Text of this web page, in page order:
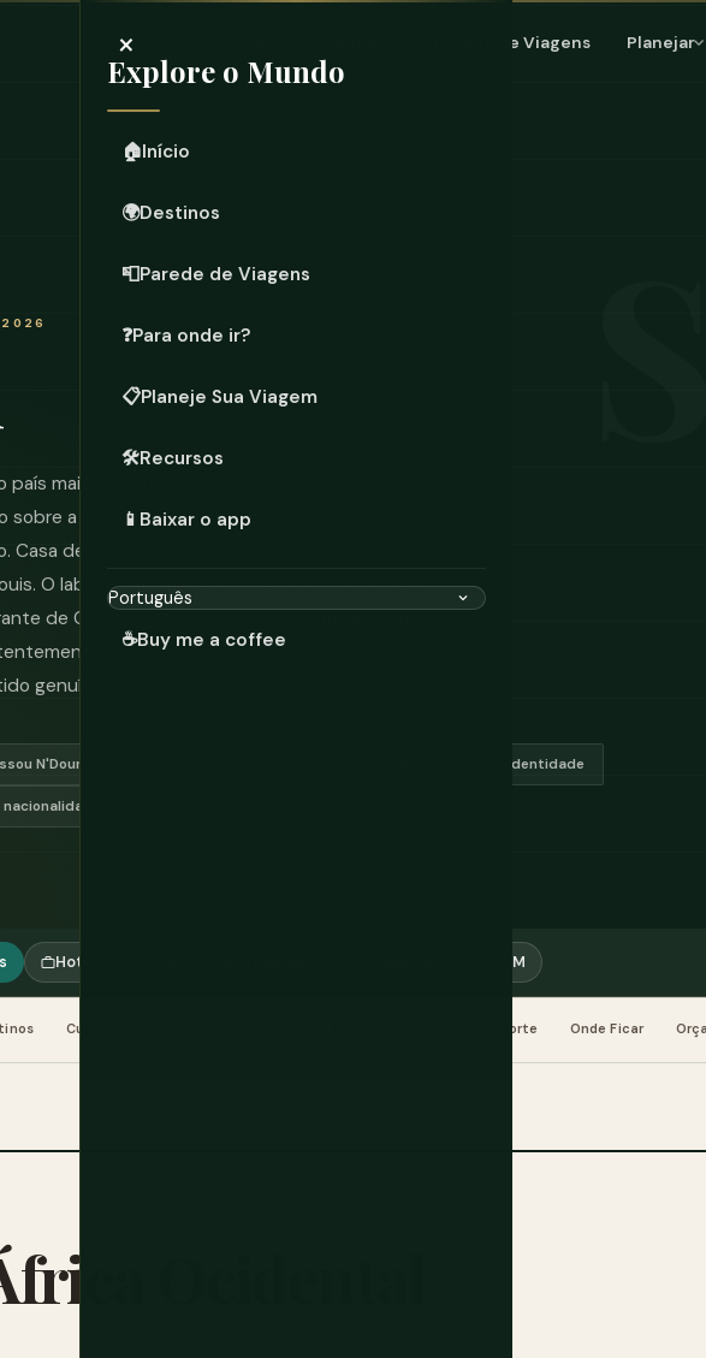
Parede de Viagens Planejar
×
Explore o Mundo
🏠Início
🌍Destinos
📮Parede de Viagens
❓Para onde ir?
📋Planeje Sua Viagem
🛠️Recursos
📱 Baixar o app
☕Buy me a coffee
2026
mais ocidental do continente, ancorado pela
sobre a ideia deteranga: hospitalidade como um
de escravos da Ilha de Gorée. Jazz e
O labirinto de mangue e água do Delta do Sine-
de Casamance. Um dos países africanos mais
democráticos, consistentemente
genuíno da palavra.
N'Dour Teranga — hospitalidade como identidade
Hotéis eSIM
Cultura Transporte Onde Ficar